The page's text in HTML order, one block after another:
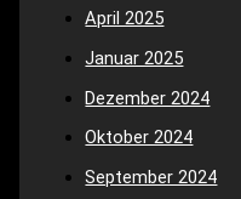
April 2025
Januar 2025
Dezember 2024
Oktober 2024
September 2024